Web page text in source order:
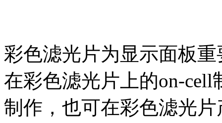
彩色滤光片为显示面板
在彩色滤光片上的on-
制作，也可在彩色滤光